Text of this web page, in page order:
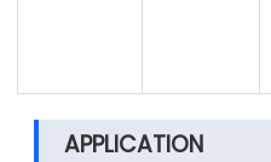
APPLICATION